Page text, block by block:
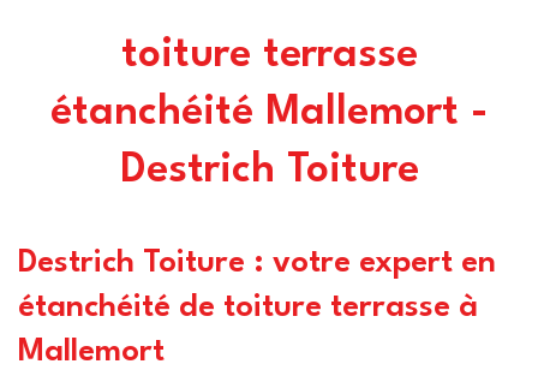
toiture terrasse
étanchéité Mallemort -
Destrich Toiture
Destrich Toiture : votre expert en
étanchéité de toiture terrasse à
Mallemort